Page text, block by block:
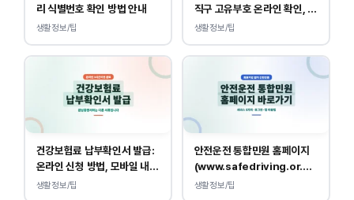
리 식별번호 확인 방법 안내
생활정보/팁
직구 고유부호 온라인 확인, 발
급 방법
생활정보/팁
건강보험료 납부확인서 발급:
온라인 신청 방법, 모바일 내역
조회 안내
생활정보/팁
안전운전 통합민원 홈페이지
(www.safedriving.or.kr)
바로가기, 운전면허 민원 사이
생활정보/팁